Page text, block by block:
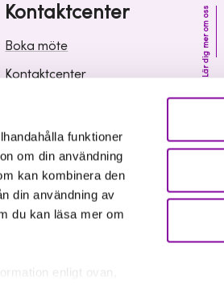
funktioner
om din användning
kan kombinera den
din användning av
du kan läsa mer om
enligt ovan,
Kontaktcenter
Boka möte
Kontaktcenter
Leverantörsinformation
Lär dig mer om oss